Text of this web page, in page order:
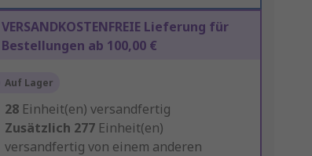
VERSANDKOSTENFREIE Lieferung für
Bestellungen ab 100,00 €
Auf Lager
28 Einheit(en) versandfertig
Zusätzlich 277 Einheit(en)
versandfertig von einem anderen